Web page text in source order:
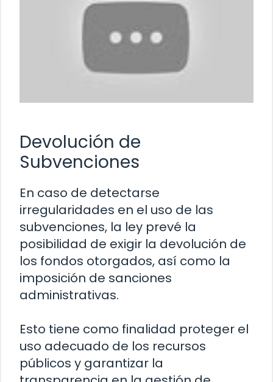
Devolución de
Subvenciones
En caso de detectarse
irregularidades en el uso de las
subvenciones, la ley prevé la
posibilidad de exigir la devolución de
los fondos otorgados, así como la
imposición de sanciones
administrativas.
Esto tiene como finalidad proteger el
uso adecuado de los recursos
públicos y garantizar la